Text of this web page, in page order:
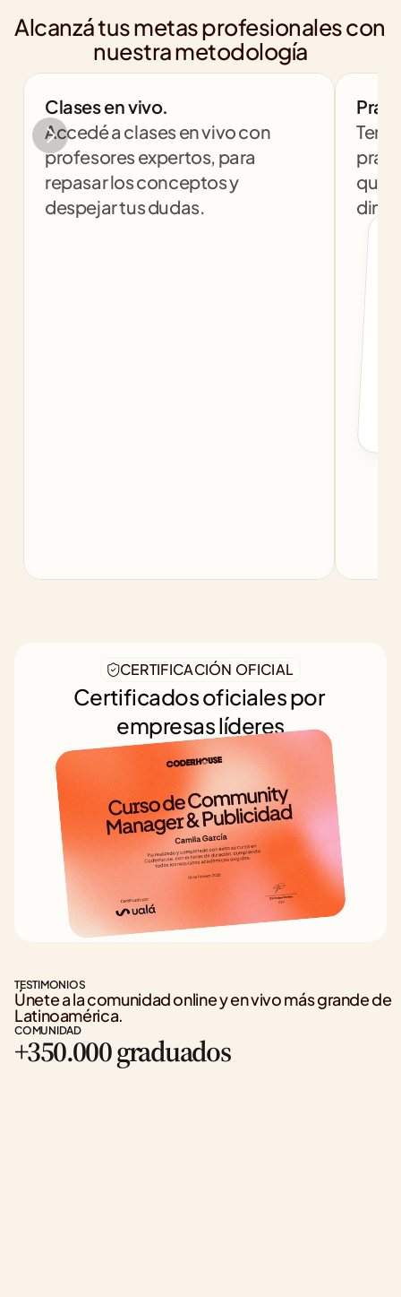
Alcanzá tus metas profesionales con
nuestra metodología
Clases en vivo.
Accedé a clases en vivo con
profesores expertos, para
repasar los conceptos y
despejar tus dudas.
que
CERTIFICACIÓN OFICIAL
Certificados oficiales por
empresas líderes
TESTIMONIOS
Únete a la comunidad online y en vivo más grande de
Latinoamérica.
COMUNIDAD
+350.000 graduados